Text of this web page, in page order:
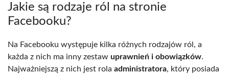
Jakie są rodzaje ról na stronie
Facebooku?
Na Facebooku występuje kilka różnych rodzajów ról, a
każda z nich ma inny zestaw uprawnień i obowiązków.
Najważniejszą z nich jest rola administratora, który posiada